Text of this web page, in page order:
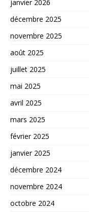
janvier 2026
décembre 2025
novembre 2025
août 2025
juillet 2025
mai 2025
avril 2025
mars 2025
février 2025
janvier 2025
décembre 2024
novembre 2024
octobre 2024